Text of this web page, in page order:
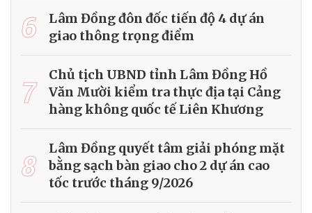
6
Lâm Đồng đôn đốc tiến độ 4 dự án
giao thông trọng điểm
7
Chủ tịch UBND tỉnh Lâm Đồng Hồ
Văn Mười kiểm tra thực địa tại Cảng
hàng không quốc tế Liên Khương
8
Lâm Đồng quyết tâm giải phóng mặt
bằng sạch bàn giao cho 2 dự án cao
tốc trước tháng 9/2026